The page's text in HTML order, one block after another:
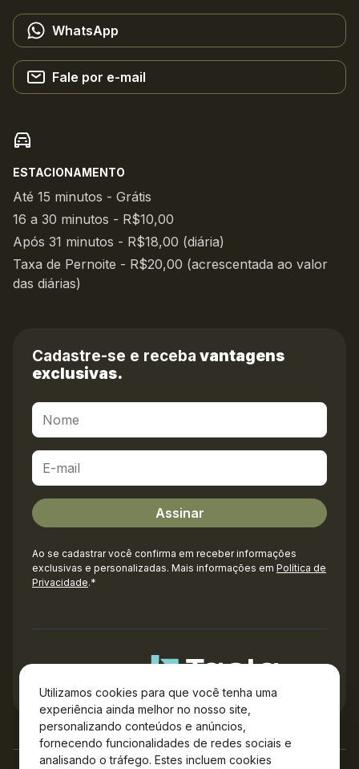
Utilizamos cookies para que você tenha uma
experiência ainda melhor no nosso site,
personalizando conteúdos e anúncios,
fornecendo funcionalidades de redes sociais e
analisando o tráfego. Estes incluem cookies
WhatsApp
Fale por e-mail
ESTACIONAMENTO
Até 15 minutos - Grátis
16 a 30 minutos - R$10,00
Após 31 minutos - R$18,00 (diária)
Taxa de Pernoite - R$20,00 (acrescentada ao valor
das diárias)
Cadastre-se e receba vantagens
exclusivas.
Ao se cadastrar você confirma em receber informações
exclusivas e personalizadas. Mais informações em Política de
Privacidade.*